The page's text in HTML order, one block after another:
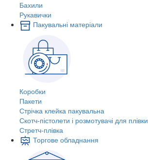
Бахили
Рукавички
Пакувальні матеріали
Коробки
Пакети
Стрічка клейка пакувальна
Скотч-пістолети і розмотувачі для плівки
Стретч-плівка
Торгове обладнання